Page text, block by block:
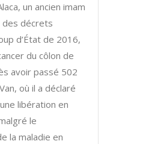
un ancien imam
décrets
d’État de 2016,
du côlon de
avoir passé 502
où il a déclaré
libération en
le
la maladie en